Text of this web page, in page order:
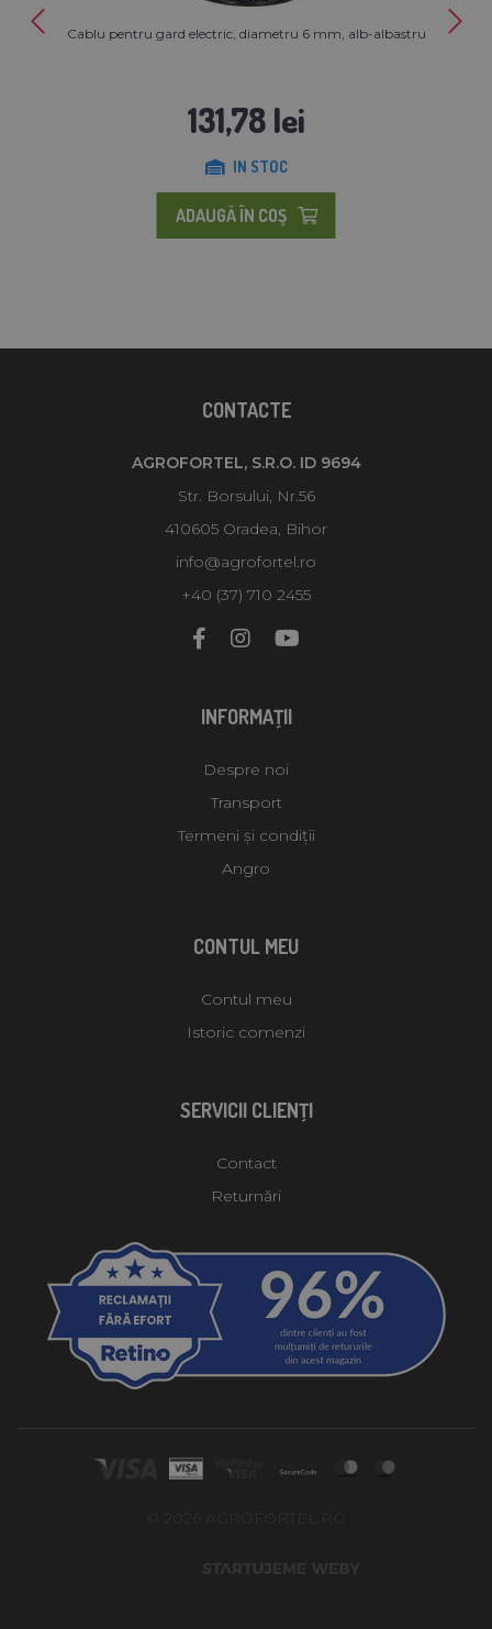
Cablu pentru gard electric, diametru 6 mm, alb-albastru
131,78 lei
IN STOC
ADAUGĂ ÎN COŞ
CONTACTE
AGROFORTEL, S.R.O. ID 9694
Str. Borsului, Nr.56
410605 Oradea, Bihor
info@agrofortel.ro
+40 (37) 710 2455
INFORMAŢII
Despre noi
Transport
Termeni și condiții
Angro
CONTUL MEU
Contul meu
Istoric comenzi
SERVICII CLIENŢI
Contact
Returnări